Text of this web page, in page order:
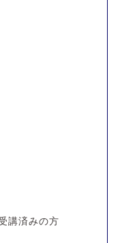
講済みの方